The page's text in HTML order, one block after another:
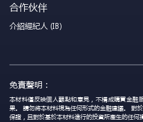
合作伙伴
介紹經紀人 (IB)
免責聲明：
本材料僅反映個人觀點和意見，不構成購買金融
果。 請勿將本材料視為任何形式的金融建議。 對
保證，且對於基於本材料進行的投資所產生的任何